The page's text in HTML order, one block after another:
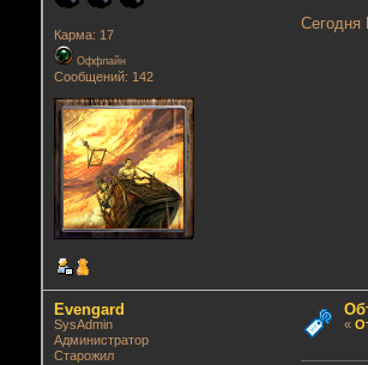
Карма: 17
Оффлайн
Сообщений: 142
Сегодня
Evengard
SysAdmin
Администратор
Старожил
«